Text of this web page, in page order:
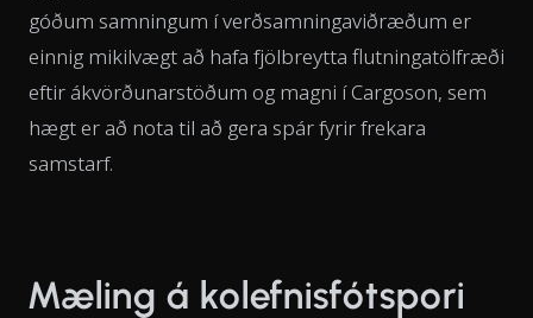
góðum samningum í verðsamningaviðræðum er
einnig mikilvægt að hafa fjölbreytta flutningatölfræði
eftir ákvörðunarstöðum og magni í Cargoson, sem
hægt er að nota til að gera spár fyrir frekara
samstarf.
Mæling á kolefnisfótspori